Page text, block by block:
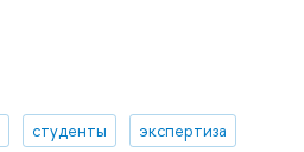
студенты
экспертиза